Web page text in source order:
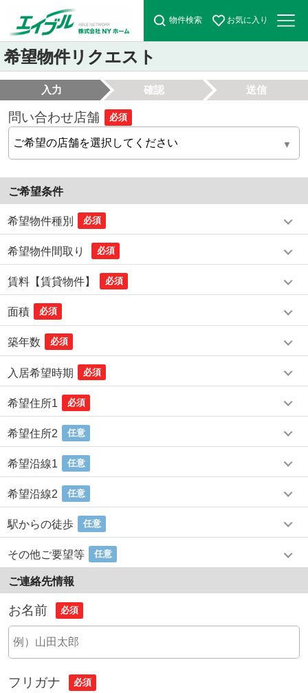
物件検索 お気に入り
希望物件リクエスト
入力 確認 送信
問い合わせ店舗 必須
ご希望条件
希望物件種別 必須
希望物件間取り 必須
賃料【賃貸物件】 必須
面積 必須
築年数 必須
入居希望時期 必須
希望住所1 必須
希望住所2 任意
希望沿線1 任意
希望沿線2 任意
駅からの徒歩 任意
その他ご要望等 任意
ご連絡先情報
お名前 必須
フリガナ 必須